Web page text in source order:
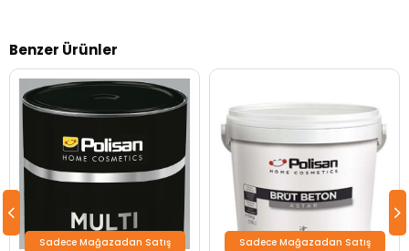
Benzer Ürünler
Sadece Mağazadan Satış Sadece Mağazadan Satış